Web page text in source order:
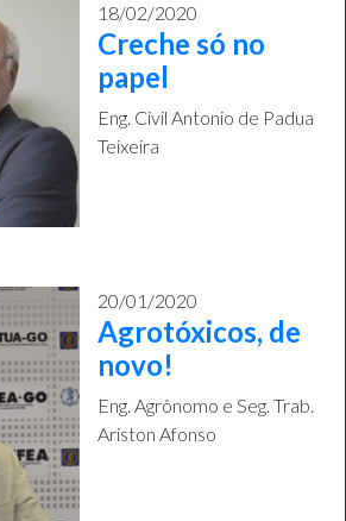
18/02/2020
Creche só no
papel
Eng. Civil Antonio de Padua
Teixeira
20/01/2020
Agrotóxicos, de
novo!
Eng. Agrônomo e Seg. Trab.
Ariston Afonso